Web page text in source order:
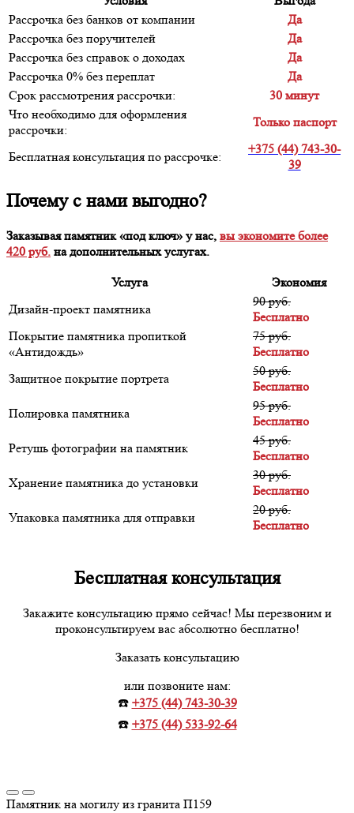
Рассрочка без банков от компании
Да
Рассрочка без поручителей
Да
Рассрочка без справок о доходах
Да
Рассрочка 0% без переплат
Да
Срок рассмотрения рассрочки:
30 минут
Что необходимо для оформления
рассрочки:
Только паспорт
Бесплатная консультация по рассрочке:
+375 (44) 743-30-
39
Почему с нами выгодно?
Заказывая памятник «под ключ» у нас, вы экономите более
420 руб. на дополнительных услугах.
Услуга
Экономия
Дизайн-проект памятника
90 руб.
Бесплатно
Покрытие памятника пропиткой
«Антидождь»
75 руб.
Бесплатно
Защитное покрытие портрета
50 руб.
Бесплатно
Полировка памятника
95 руб.
Бесплатно
Ретушь фотографии на памятник
45 руб.
Бесплатно
Хранение памятника до установки
30 руб.
Бесплатно
Упаковка памятника для отправки
20 руб.
Бесплатно
Бесплатная консультация
Закажите консультацию прямо сейчас! Мы перезвоним и
проконсультируем вас абсолютно бесплатно!
Заказать консультацию
или позвоните нам:
☎️ +375 (44) 743-30-39
☎️ +375 (44) 533-92-64
Памятник на могилу из гранита П159